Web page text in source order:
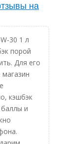
на
30 1 л
порой
Для его
кэшбэк
и